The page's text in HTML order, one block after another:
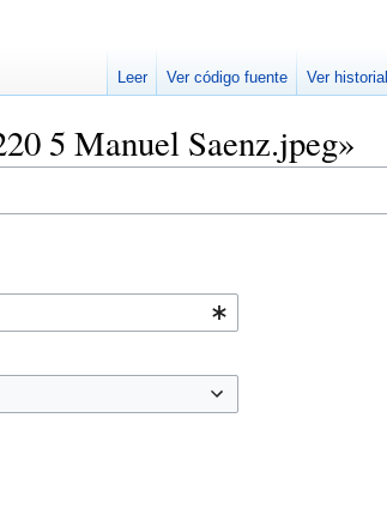
5 Manuel Saenz.jpeg»
Leer Ver código fuente Ver historial